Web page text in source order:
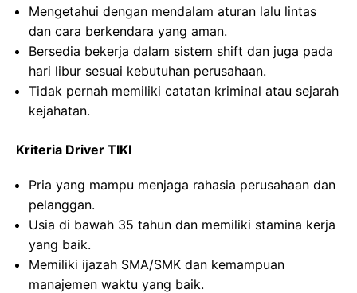
Mengetahui dengan mendalam aturan lalu lintas
dan cara berkendara yang aman.
Bersedia bekerja dalam sistem shift dan juga pada
hari libur sesuai kebutuhan perusahaan.
Tidak pernah memiliki catatan kriminal atau sejarah
kejahatan.
Kriteria Driver TIKI
Pria yang mampu menjaga rahasia perusahaan dan
pelanggan.
Usia di bawah 35 tahun dan memiliki stamina kerja
yang baik.
Memiliki ijazah SMA/SMK dan kemampuan
manajemen waktu yang baik.